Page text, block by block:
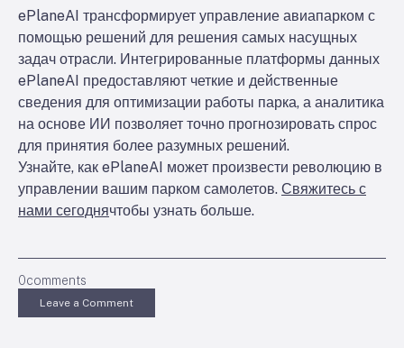
ePlaneAI трансформирует управление авиапарком с
помощью решений для решения самых насущных
задач отрасли. Интегрированные платформы данных
ePlaneAI предоставляют четкие и действенные
сведения для оптимизации работы парка, а аналитика
на основе ИИ позволяет точно прогнозировать спрос
для принятия более разумных решений.
Узнайте, как ePlaneAI может произвести революцию в
управлении вашим парком самолетов. Свяжитесь с
нами сегоднячтобы узнать больше.
0comments
Leave a Comment